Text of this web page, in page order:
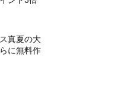
真夏の大
に無料作